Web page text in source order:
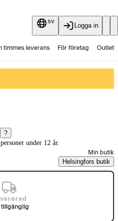
sv
Logga in
timmes leverans För företag Outlet
?
under 12 år.
Min butik
Helsingfors butik
tillgänglig